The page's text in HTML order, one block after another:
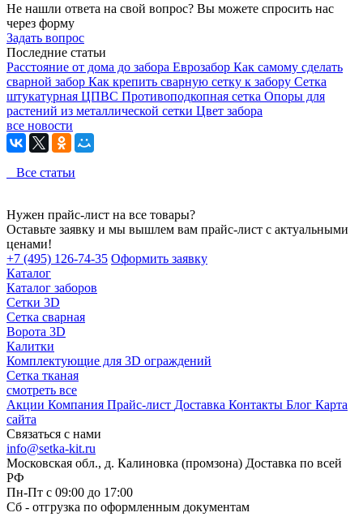
Не нашли ответа на свой вопрос? Вы можете спросить нас
через форму
Задать вопрос
Последние статьи
Расстояние от дома до забора Еврозабор Как самому сделать
сварной забор Как крепить сварную сетку к забору Сетка
штукатурная ЦПВС Противоподкопная сетка Опоры для
растений из металлической сетки Цвет забора
все новости
Все статьи
Нужен прайс-лист на все товары?
Оставьте заявку и мы вышлем вам прайс-лист с актуальными
ценами!
+7 (495) 126-74-35 Оформить заявку
Каталог
Каталог заборов
Сетки 3D
Сетка сварная
Ворота 3D
Калитки
Комплектующие для 3D ограждений
Сетка тканая
смотреть все
Акции Компания Прайс-лист Доставка Контакты Блог Карта
сайта
Связаться с нами
info@setka-kit.ru
Московская обл., д. Калиновка (промзона) Доставка по всей
РФ
Пн-Пт с 09:00 до 17:00
Сб - отгрузка по оформленным документам